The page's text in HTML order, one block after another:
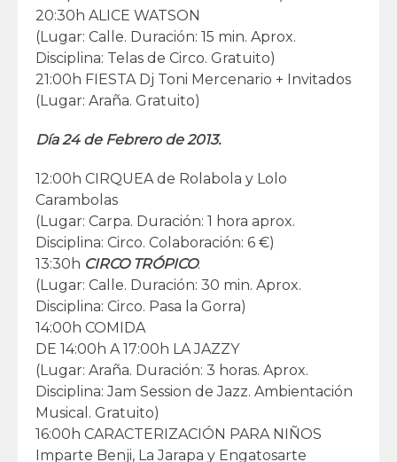
20:30h ALICE WATSON
(Lugar: Calle. Duración: 15 min. Aprox.
Disciplina: Telas de Circo. Gratuito)
21:00h FIESTA Dj Toni Mercenario + Invitados
(Lugar: Araña. Gratuito)
Día 24 de Febrero de 2013.
12:00h CIRQUEA de Rolabola y Lolo
Carambolas
(Lugar: Carpa. Duración: 1 hora aprox.
Disciplina: Circo. Colaboración: 6 €)
13:30h CIRCO TRÓPICO.
(Lugar: Calle. Duración: 30 min. Aprox.
Disciplina: Circo. Pasa la Gorra)
14:00h COMIDA
DE 14:00h A 17:00h LA JAZZY
(Lugar: Araña. Duración: 3 horas. Aprox.
Disciplina: Jam Session de Jazz. Ambientación
Musical. Gratuito)
16:00h CARACTERIZACIÓN PARA NIÑOS
Imparte Benji, La Jarapa y Engatosarte